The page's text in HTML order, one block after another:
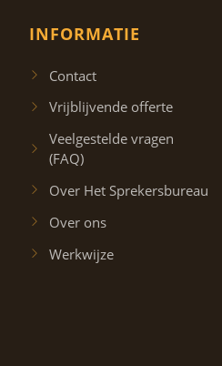
INFORMATIE
Contact
Vrijblijvende offerte
Veelgestelde vragen
(FAQ)
Over Het Sprekersbureau
Over ons
Werkwijze